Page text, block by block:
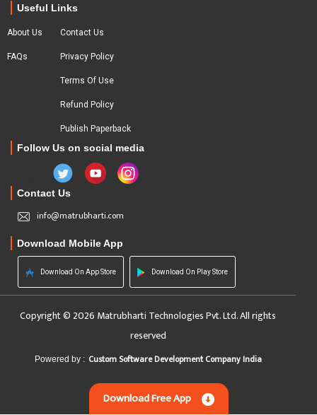
Useful Links
About Us
FAQs
Contact Us
Privacy Policy
Terms Of Use
Refund Policy
Publish Paperback
Follow Us on social media
Contact Us
info@matrubharti.com
Download Mobile App
Download On App Store Download On Play Store
Copyright © 2026 Matrubharti Technologies Pvt. Ltd. All rights
reserved
Powered by : Custom Software Development Company India
Download Free App